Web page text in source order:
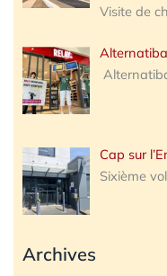
Visite de
Cap sur
Sixième
Archives